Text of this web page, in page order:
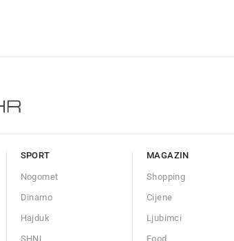
SPORT
Nogomet
Dinamo
Hajduk
SHNL
MAGAZIN
Shopping
Cijene
Ljubimci
Food